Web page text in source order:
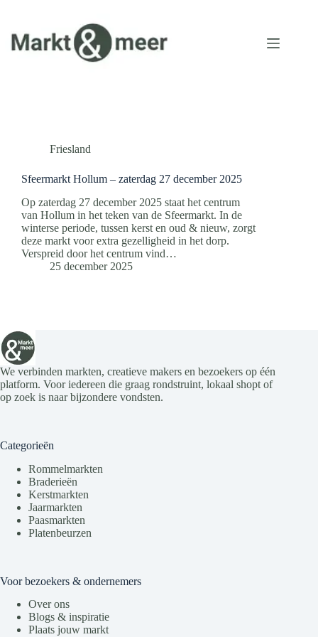
inhoud
Friesland
Sfeermarkt Hollum – zaterdag 27 december 2025
Op zaterdag 27 december 2025 staat het centrum
van Hollum in het teken van de Sfeermarkt. In de
winterse periode, tussen kerst en oud & nieuw, zorgt
deze markt voor extra gezelligheid in het dorp.
Verspreid door het centrum vind…
25 december 2025
We verbinden markten, creatieve makers en bezoekers op één
platform. Voor iedereen die graag rondstruint, lokaal shopt of
op zoek is naar bijzondere vondsten.
Categorieën
Rommelmarkten
Braderieën
Kerstmarkten
Jaarmarkten
Paasmarkten
Platenbeurzen
Voor bezoekers & ondernemers
Over ons
Blogs & inspiratie
Plaats jouw markt